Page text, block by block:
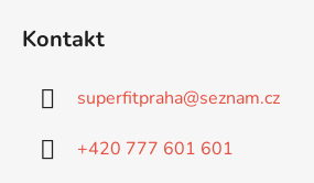
Kontakt
superfitpraha@seznam.cz
+420 777 601 601